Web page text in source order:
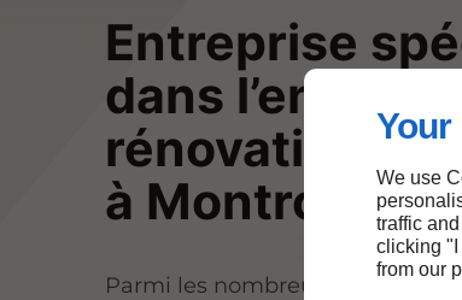
We use
traffic
clicking "I
from our
Entreprise
dans
rénovation de
à Montrouge
Parmi les nombreux